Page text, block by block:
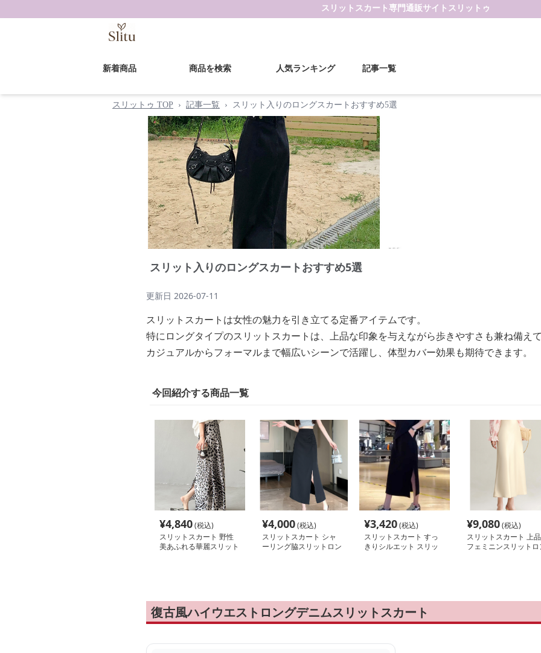
スリットスカート 専門通販サイト スリットゥ
新着商品 商品を検索 人気ランキング 記事一覧
スリットゥ TOP › 記事一覧 › スリット入りのロングスカートおすすめ5選
スリット入りのロングスカートおすすめ5選
更新日 2026-07-11
スリットスカートは女性の魅力を引き立てる定番アイテムです。
特にロングタイプのスリットスカートは、上品な印象を与えながら歩きやすさも兼ね備え
カジュアルからフォーマルまで幅広いシーンで活躍し、体型カバー効果も期待できます。
今回紹介する商品一覧
¥4,840(税込)
スリットスカート 野性
美あふれる華麗スリット
¥4,000(税込)
スリットスカート シャ
ーリング脇スリットロン
¥3,420(税込)
スリットスカート すっ
きりシルエット スリッ
¥9,080(税込)
スリットスカート 上品
フェミニンスリットロ
復古風ハイウエストロングデニムスリットスカート